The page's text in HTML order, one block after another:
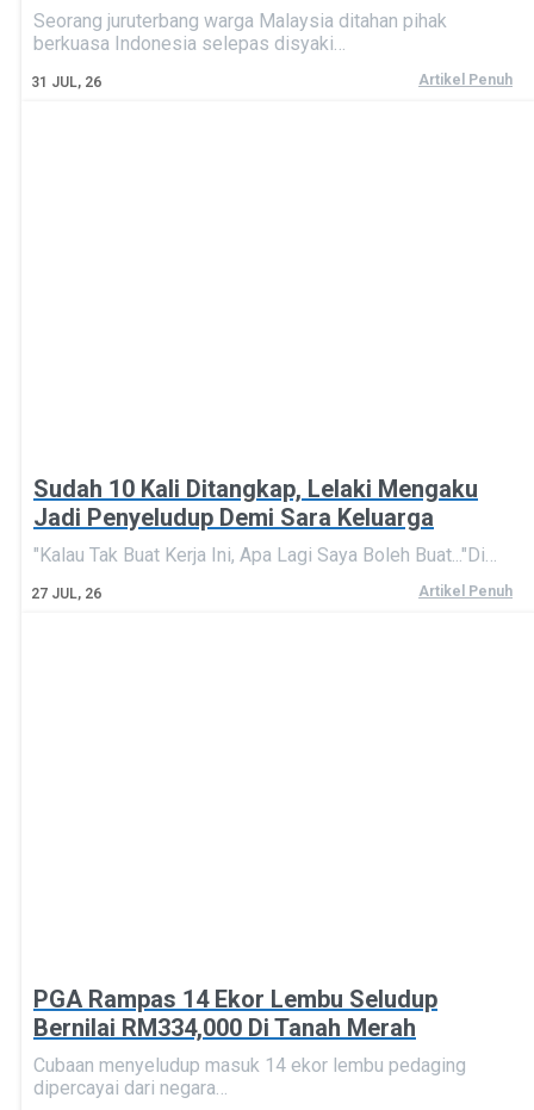
31 JUL, 26
Seorang juruterbang warga Malaysia ditahan pihak
berkuasa Indonesia selepas disyaki…
Artikel Penuh
Sudah 10 Kali Ditangkap, Lelaki Mengaku
Jadi Penyeludup Demi Sara Keluarga
27 JUL, 26
"Kalau Tak Buat Kerja Ini, Apa Lagi Saya Boleh Buat..."Di…
Artikel Penuh
PGA Rampas 14 Ekor Lembu Seludup
Bernilai RM334,000 Di Tanah Merah
Cubaan menyeludup masuk 14 ekor lembu pedaging
dipercayai dari negara…